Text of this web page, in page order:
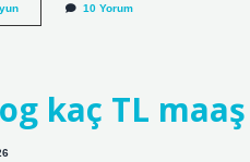
Dünyanın
en
10 Yorum
kaç TL maaş